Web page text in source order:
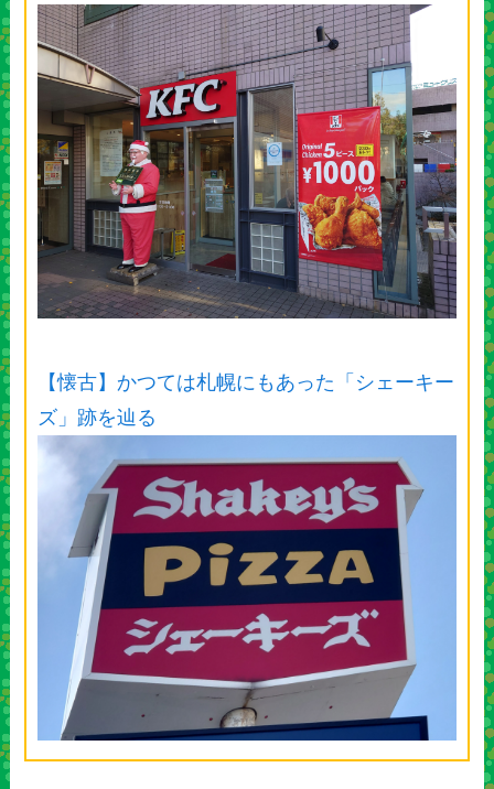
【懐古】かつては札幌にもあった「シェーキー
ズ」跡を辿る